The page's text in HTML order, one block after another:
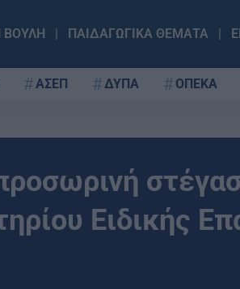
ΒΟΥΛΗ ΠΑΙΔΑΓΩΓΙΚΑ ΘΕΜΑΤΑ
ΑΣΕΠ ΔΥΠΑ ΟΠΕΚΑ
Ειδικής